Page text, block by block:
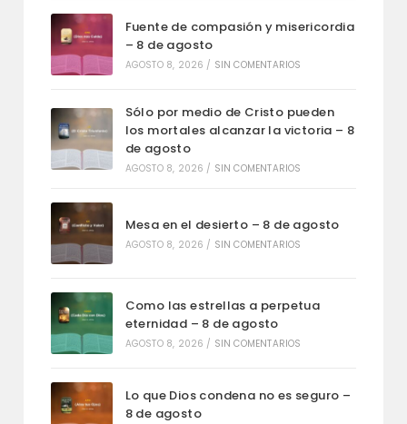
Fuente de compasión y misericordia
– 8 de agosto
AGOSTO 8, 2026 / SIN COMENTARIOS
Sólo por medio de Cristo pueden
los mortales alcanzar la victoria – 8
de agosto
AGOSTO 8, 2026 / SIN COMENTARIOS
Mesa en el desierto – 8 de agosto
AGOSTO 8, 2026 / SIN COMENTARIOS
Como las estrellas a perpetua
eternidad – 8 de agosto
AGOSTO 8, 2026 / SIN COMENTARIOS
Lo que Dios condena no es seguro –
8 de agosto